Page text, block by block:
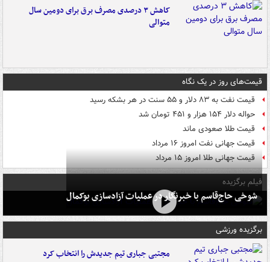
کاهش ۳ درصدی مصرف برق برای دومین سال
متوالی
قیمت‌های روز در یک نگاه
قیمت نفت به ۸۳ دلار و ۵۵ سنت در هر بشکه رسید
حواله دلار ۱۵۴ هزار و ۴۵۱ تومان شد
قیمت طلا صعودی ماند
قیمت جهانی نفت امروز ۱۶ مرداد
قیمت جهانی طلا امروز ۱۵ مرداد
فیلم برگزیده
شوخی حاج‌قاسم با خبرنگار در عملیات آزادسازی بوکمال
برگزیده ورزشی
مجتبی جباری تیم جدیدش را انتخاب کرد